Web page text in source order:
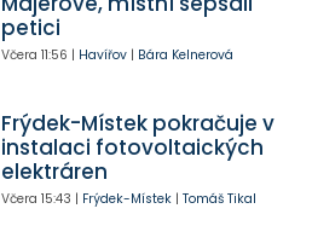
petici
Včera 11:56 | Havířov| Bára Kelnerová
Frýdek-Místek pokračuje v
instalaci fotovoltaických
elektráren
Včera 15:43 | Frýdek-Místek| Tomáš Tikal